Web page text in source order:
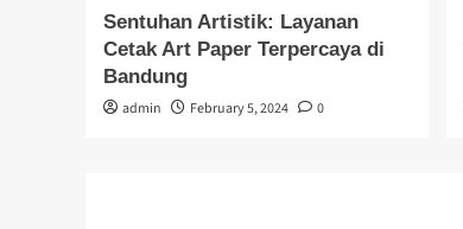
Sentuhan Artistik: Layanan
Cetak Art Paper Terpercaya di
Bandung
admin February 5, 2024 0